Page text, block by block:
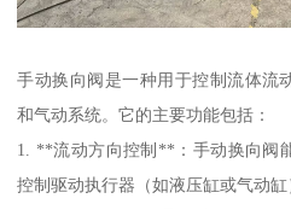
手动换向阀是一种用于控制流体流
和气动系统。它的主要功能包括：
1. **流动方向控制**：手动换向阀
控制驱动执行器（如液压缸或气动缸